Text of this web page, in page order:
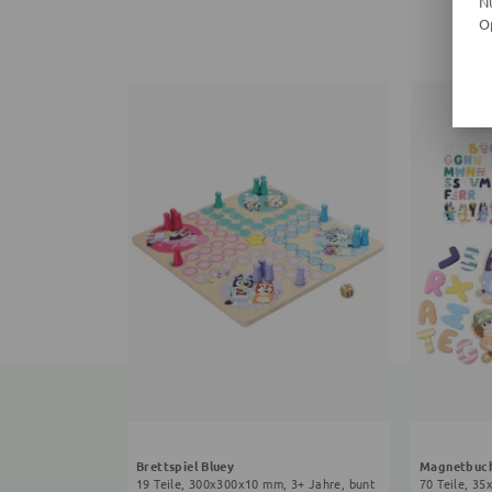
Brettspiel Bluey
19 Teile, 300x300x10 mm, 3+ Jahre, bunt
70 Teile,